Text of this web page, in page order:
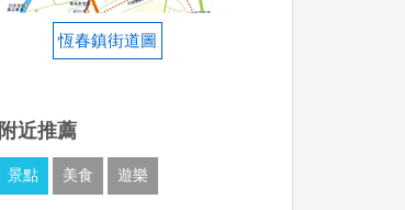
恆春鎮街道圖
附近推薦
景點 美食 遊樂